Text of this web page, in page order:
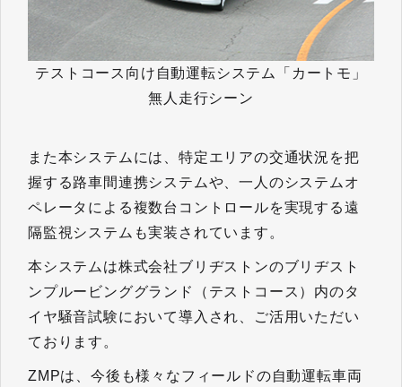
テストコース向け自動運転システム「カートモ」
無人走行シーン
また本システムには、特定エリアの交通状況を把
握する路車間連携システムや、一人のシステムオ
ペレータによる複数台コントロールを実現する遠
隔監視システムも実装されています。
本システムは株式会社ブリヂストンのブリヂスト
ンプルービンググランド（テストコース）内のタ
イヤ騒音試験において導入され、ご活用いただい
ております。
ZMPは、今後も様々なフィールドの自動運転車両